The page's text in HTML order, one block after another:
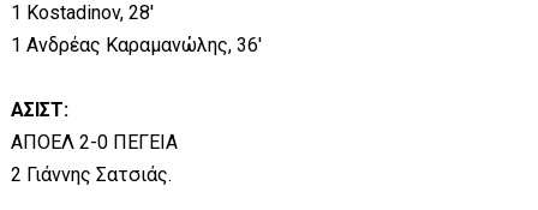
1 Kostadinov, 28'
1 Ανδρέας Καραμανώλης, 36'
ΑΣΙΣΤ:
ΑΠΟΕΛ 2-0 ΠΕΓΕΙΑ
2 Γιάννης Σατσιάς.